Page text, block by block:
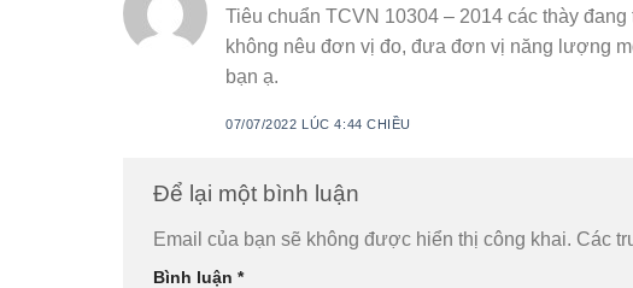
Tiêu chuẩn TCVN 10304 – 2014 các thày
không nêu đơn vị đo, đưa đơn vị năng lượng
bạn ạ.
07/07/2022 LÚC 4:44 CHIỀU
Để lại một bình luận
Email của bạn sẽ không được hiển thị công khai. Các
Bình luận *